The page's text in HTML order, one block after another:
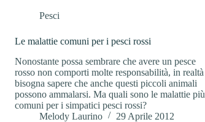
Pesci
Le malattie comuni per i pesci rossi
Nonostante possa sembrare che avere un pesce
rosso non comporti molte responsabilità, in realtà
bisogna sapere che anche questi piccoli animali
possono ammalarsi. Ma quali sono le malattie più
comuni per i simpatici pesci rossi?
Melody Laurino
29 Aprile 2012